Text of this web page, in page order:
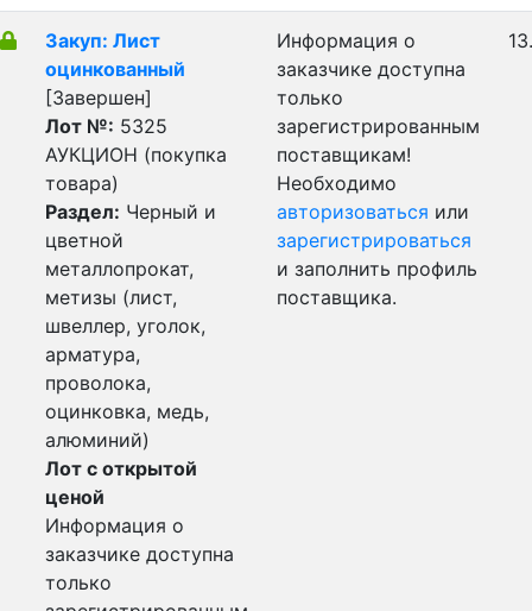
Закуп: Лист
оцинкованный
[Завершен]
Лот №: 5325
АУКЦИОН (покупка
товара)
Раздел: Черный и
цветной
металлопрокат,
метизы (лист,
швеллер, уголок,
арматура,
проволока,
оцинковка, медь,
алюминий)
Лот с открытой
ценой
Информация о
заказчике доступна
только
Информация о
заказчике доступна
только
зарегистрированным
поставщикам!
Необходимо
авторизоваться или
зарегистрироваться
и заполнить профиль
поставщика.